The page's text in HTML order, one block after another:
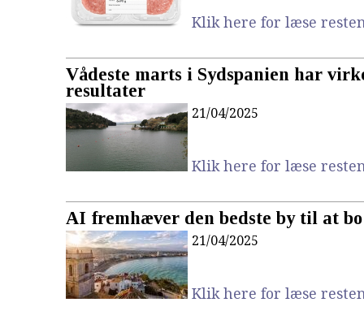
Klik here for læse
Vådeste marts i Sydspanien har
resultater
21/04/2025
Klik here for læse
AI fremhæver den bedste by til at
21/04/2025
Klik here for læse